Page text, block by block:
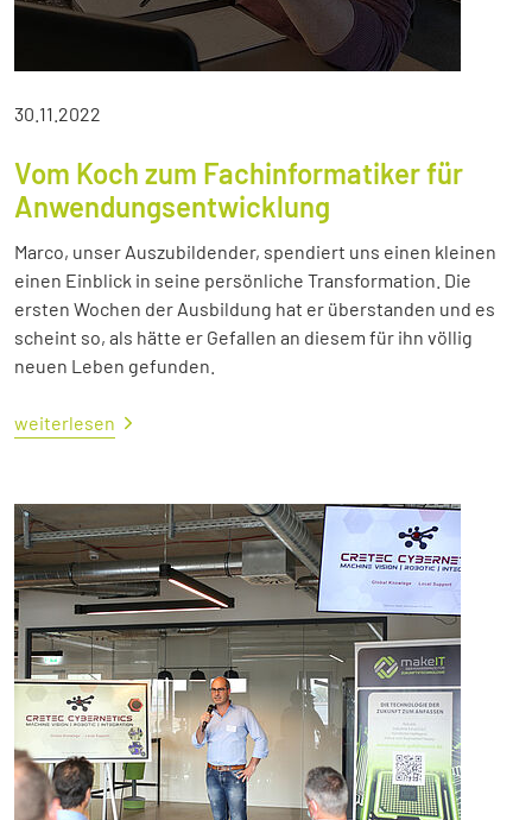
30.11.2022
Vom Koch zum Fachinformatiker für
Anwendungsentwicklung
Marco, unser Auszubildender, spendiert uns einen kleinen
einen Einblick in seine persönliche Transformation. Die
ersten Wochen der Ausbildung hat er überstanden und es
scheint so, als hätte er Gefallen an diesem für ihn völlig
neuen Leben gefunden.
weiterlesen